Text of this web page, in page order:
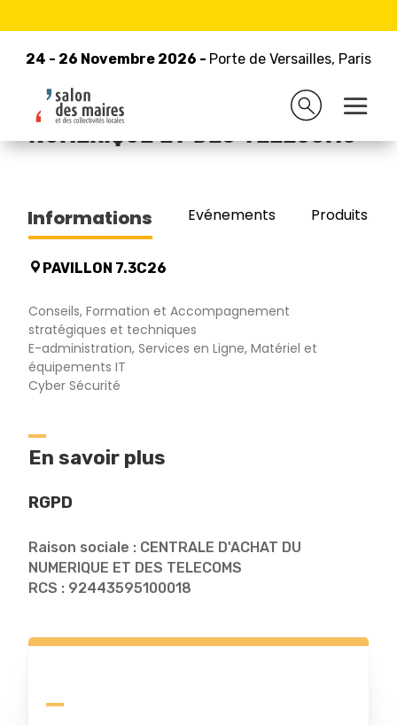
24 - 26 Novembre 2026 - Porte de Versailles, Paris
24 - 26 Novembre 2026 - Porte de Versailles, Paris
Retour à la liste des exposants
CENTRALE D'ACHAT DU
NUMERIQUE ET DES TELECOMS
Informations Evénements Produits/
PAVILLON 7.3C26
Conseils, Formation et Accompagnement
stratégiques et techniques
E-administration, Services en Ligne, Matériel et
équipements IT
Cyber Sécurité
En savoir plus
RGPD
Raison sociale : CENTRALE D'ACHAT DU
NUMERIQUE ET DES TELECOMS
RCS : 92443595100018